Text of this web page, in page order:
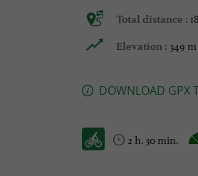
Total distance :
Elevation : 349 m
DOWNLOAD GPX
2 h. 30 min.